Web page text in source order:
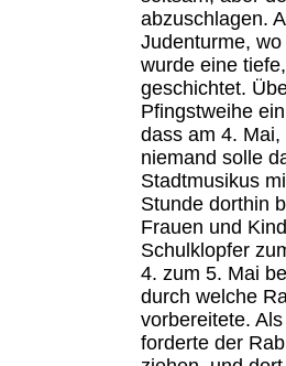
abzuschlagen.
Judenturme,
wurde eine
geschichtet.
Pfingstweihe
dass am 4.
niemand solle
Stadtmusikus
Stunde dorthin
Frauen und
Schulklopfer
4. zum 5. Mai
durch welche
vorbereitete.
forderte der